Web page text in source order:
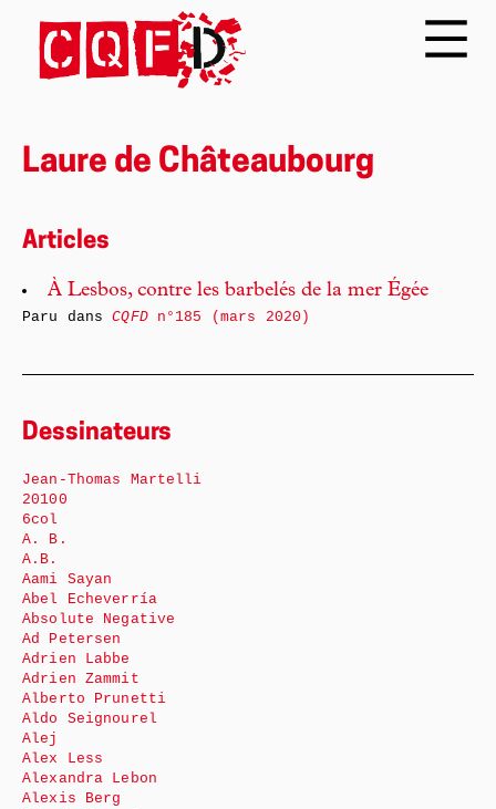
Laure de Châteaubourg
Articles
À Lesbos, contre les barbelés de la mer Égée
Paru dansCQFDn°185 (mars 2020)
Dessinateurs
Jean-Thomas Martelli
20100
6col
A. B.
A.B.
Aami Sayan
Abel Echeverría
Absolute Negative
Ad Petersen
Adrien Labbe
Adrien Zammit
Alberto Prunetti
Aldo Seignourel
Alej
Alex Less
Alexandra Lebon
Alexis Berg